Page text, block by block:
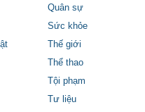
Quân sự
Sức khỏe
Thế giới
Thể thao
Tội phạm
Tư liệu